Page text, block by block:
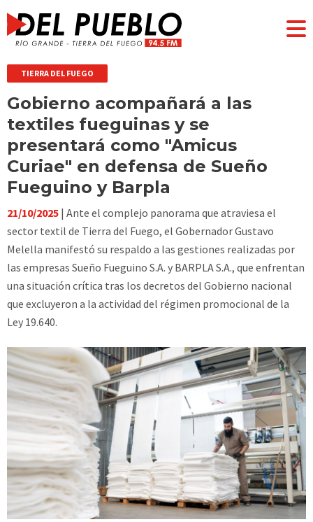
TIERRA DEL FUEGO
Gobierno acompañará a las
textiles fueguinas y se
presentará como "Amicus
Curiae" en defensa de Sueño
Fueguino y Barpla
21/10/2025 | Ante el complejo panorama que atraviesa el
sector textil de Tierra del Fuego, el Gobernador Gustavo
Melella manifestó su respaldo a las gestiones realizadas por
las empresas Sueño Fueguino S.A. y BARPLA S.A., que enfrentan
una situación crítica tras los decretos del Gobierno nacional
que excluyeron a la actividad del régimen promocional de la
Ley 19.640.